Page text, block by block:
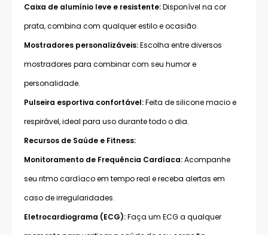
Caixa de alumínio leve e resistente:Disponível na cor
prata, combina com qualquer estilo e ocasião.
Mostradores personalizáveis:Escolha entre diversos
mostradores para combinar com seu humor e
personalidade.
Pulseira esportiva confortável:Feita de silicone macio e
respirável, ideal para uso durante todo o dia.
Recursos de Saúde e Fitness:
Monitoramento de Frequência Cardíaca:Acompanhe
seu ritmo cardíaco em tempo real e receba alertas em
caso de irregularidades.
Eletrocardiograma (ECG):Faça um ECG a qualquer